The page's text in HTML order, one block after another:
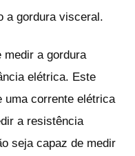
a gordura visceral.
a gordura
elétrica. Este
uma corrente elétrica
a resistência
seja capaz de medir